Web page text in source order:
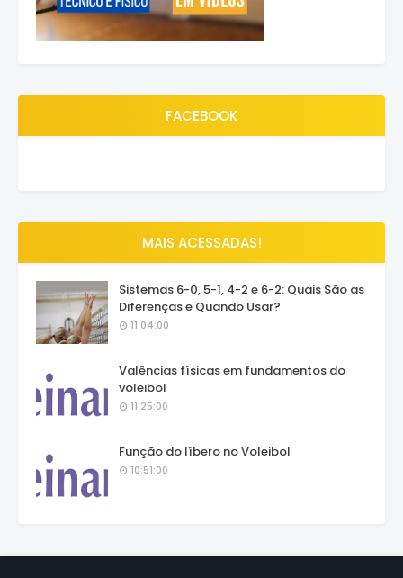
FACEBOOK
MAIS ACESSADAS!
Sistemas 6-0, 5-1, 4-2 e 6-2: Quais São as
Diferenças e Quando Usar?
11:04:00
Valências físicas em fundamentos do
voleibol
11:25:00
Função do líbero no Voleibol
10:51:00